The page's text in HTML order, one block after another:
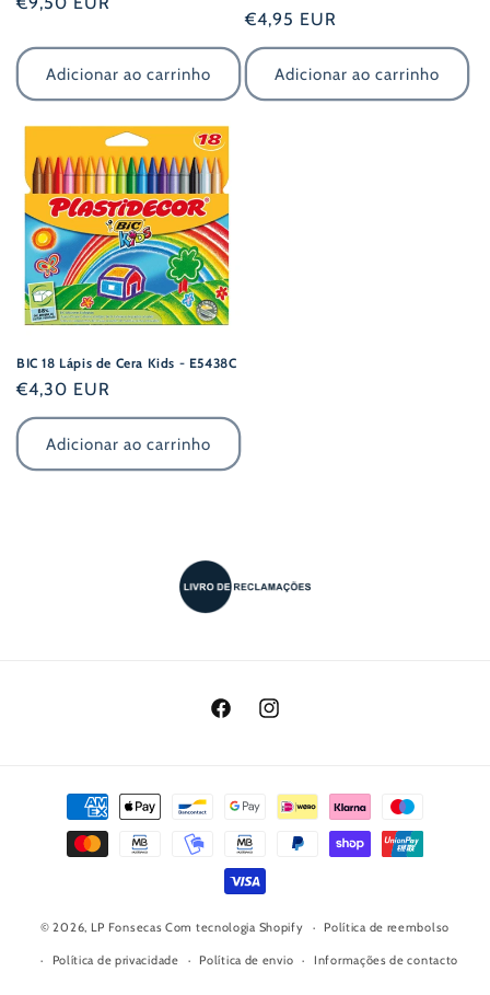
Adicionar ao carrinho
Preço
normal
€4,95 EUR
Adicionar ao carrinho
BIC 18 Lápis de Cera Kids - E5438C
Preço
normal
€4,30 EUR
Adicionar ao carrinho
FacebookInstagram
Métodos
pagamento
© 2026, LP Fonsecas Com tecnologia Shopify Política de reembolso
Política de privacidade Política de envio Informações de contacto